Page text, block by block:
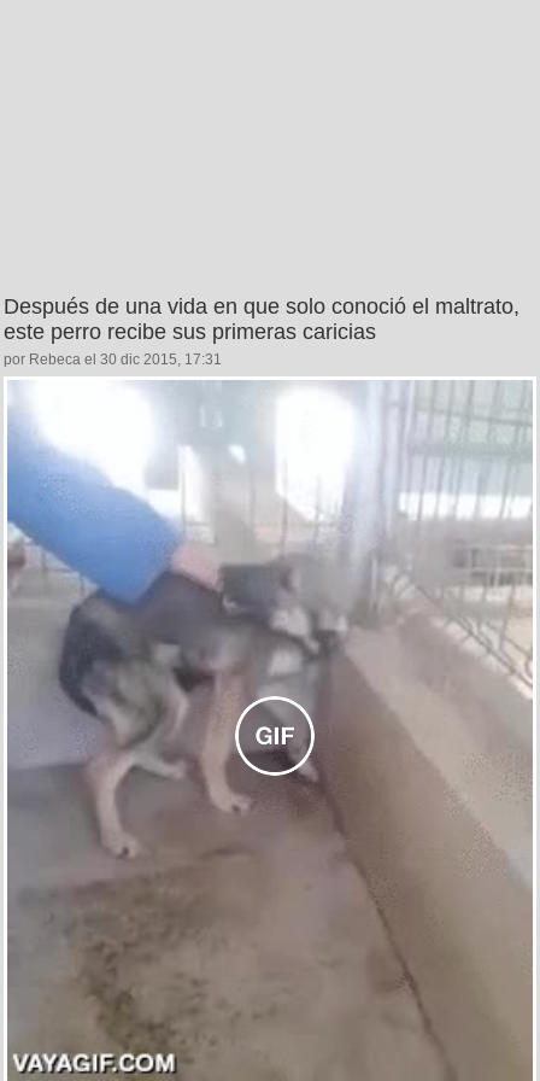
Después de una vida en que solo conoció el maltrato,
este perro recibe sus primeras caricias
por Rebeca el 30 dic 2015, 17:31